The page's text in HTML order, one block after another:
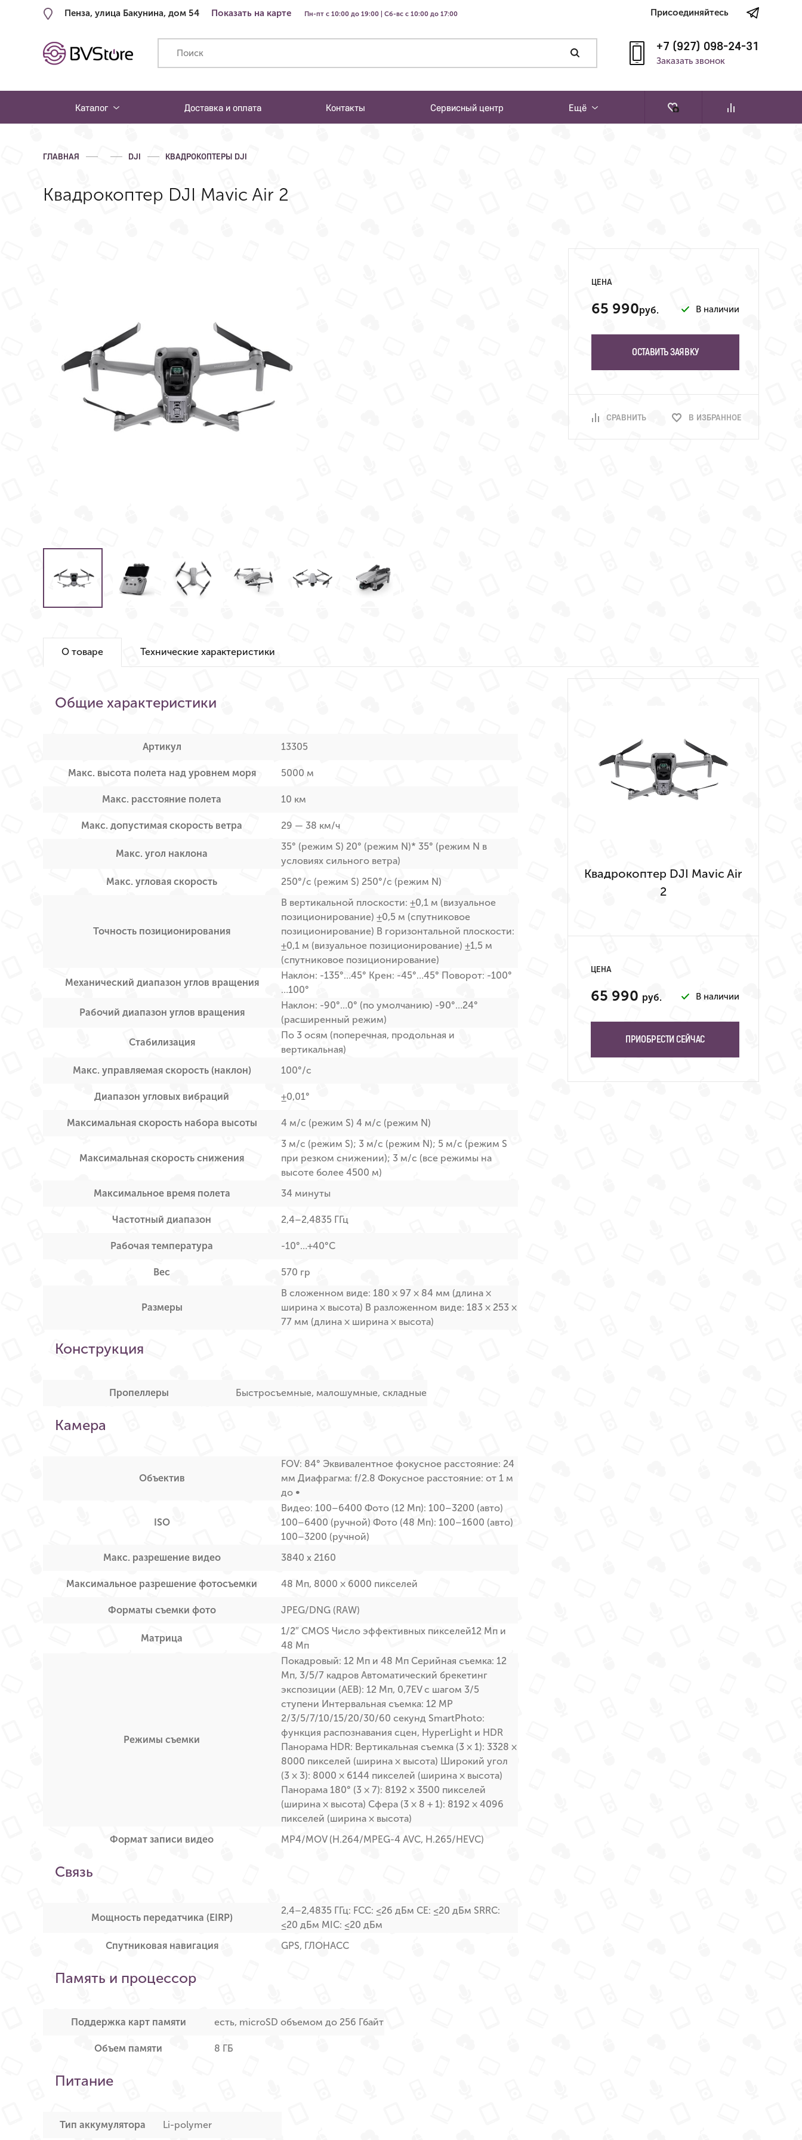
Пенза, улица Бакунина, дом 54 Показать на карте Пн-пт с 10:00 до 19:00 | Сб-вс с 10:00 до 17:00 Присоединяйтесь
+7 (927) 098-24-31
Заказать звонок
Каталог Доставка и оплата Контакты Сервисный центр Ещё
ГЛАВНАЯ DJI КВАДРОКОПТЕРЫ DJI
Квадрокоптер DJI Mavic Air 2
ЦЕНА
65 990руб. В наличии
ОСТАВИТЬ ЗАЯВКУ
СРАВНИТЬ В ИЗБРАННОЕ
О товаре Технические характеристики
Общие характеристики
Артикул 13305
Макс. высота полета над уровнем моря 5000 м
Макс. расстояние полета 10 км
Макс. допустимая скорость ветра 29 — 38 км/ч
Макс. угол наклона
35° (режим S) 20° (режим N)* 35° (режим N в
условиях сильного ветра)
Макс. угловая скорость
250°/с (режим S) 250°/с (режим N)
Точность позиционирования
В вертикальной плоскости: ±0,1 м (визуальное
позиционирование) ±0,5 м (спутниковое
позиционирование) В горизонтальной плоскости:
±0,1 м (визуальное позиционирование) ±1,5 м
(спутниковое позиционирование)
Механический диапазон углов вращения
Наклон: -135°…45° Крен: -45°…45° Поворот: -100°
…100°
Рабочий диапазон углов вращения
Наклон: -90°…0° (по умолчанию) -90°…24°
(расширенный режим)
Стабилизация
По 3 осям (поперечная, продольная и
вертикальная)
Макс. управляемая скорость (наклон)
100°/с
Диапазон угловых вибраций ±0,01°
Максимальная скорость набора высоты 4 м/с (режим S) 4 м/с (режим N)
Максимальная скорость снижения
3 м/с (режим S); 3 м/с (режим N); 5 м/с (режим S
при резком снижении); 3 м/с (все режимы на
высоте более 4500 м)
Максимальное время полета
34 минуты
Частотный диапазон 2,4–2,4835 ГГц
Рабочая температура -10°…+40°C
Вес 570 гр
Размеры
В сложенном виде: 180 × 97 × 84 мм (длина ×
ширина × высота) В разложенном виде: 183 × 253 ×
77 мм (длина × ширина × высота)
Конструкция
Пропеллеры Быстросъемные, малошумные, складные
Камера
Объектив
FOV: 84° Эквивалентное фокусное расстояние: 24
мм Диафрагма: f/2.8 Фокусное расстояние: от 1 м
до ∞
ISO
Видео: 100–6400 Фото (12 Мп): 100–3200 (авто)
100–6400 (ручной) Фото (48 Мп): 100–1600 (авто)
100–3200 (ручной)
Макс. разрешение видео
3840 x 2160
Максимальное разрешение фотосъемки 48 Мп, 8000 × 6000 пикселей
Форматы съемки фото JPEG/DNG (RAW)
Матрица
1/2″ CMOS Число эффективных пикселей12 Мп и
48 Мп
Режимы съемки
Покадровый: 12 Мп и 48 Мп Серийная съемка: 12
Мп, 3/5/7 кадров Автоматический брекетинг
экспозиции (AEB): 12 Мп, 0,7EV с шагом 3/5
ступени Интервальная съемка: 12 MP
2/3/5/7/10/15/20/30/60 секунд SmartPhoto:
функция распознавания сцен, HyperLight и HDR
Панорама HDR: Вертикальная съемка (3 × 1): 3328 ×
8000 пикселей (ширина × высота) Широкий угол
(3 × 3): 8000 × 6144 пикселей (ширина × высота)
Панорама 180° (3 × 7): 8192 × 3500 пикселей
(ширина × высота) Сфера (3 × 8 + 1): 8192 × 4096
пикселей (ширина × высота)
Формат записи видео
MP4/MOV (H.264/MPEG-4 AVC, H.265/HEVC)
Связь
Мощность передатчика (EIRP)
2,4–2,4835 ГГц: FCC: ≤26 дБм CE: ≤20 дБм SRRC:
≤20 дБм MIC: ≤20 дБм
Спутниковая навигация
GPS, ГЛОНАСС
Память и процессор
Поддержка карт памяти есть, microSD объемом до 256 Гбайт
Объем памяти 8 ГБ
Питание
Тип аккумулятора Li-polymer
Квадрокоптер DJI Mavic Air
2
ЦЕНА
65 990 руб. В наличии
ПРИОБРЕСТИ СЕЙЧАС